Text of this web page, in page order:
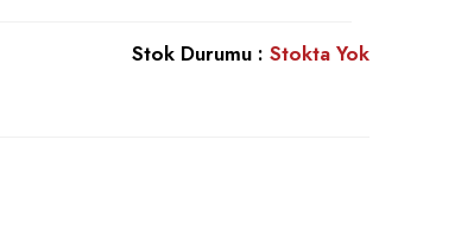
Stok Durumu : Stokta Yok